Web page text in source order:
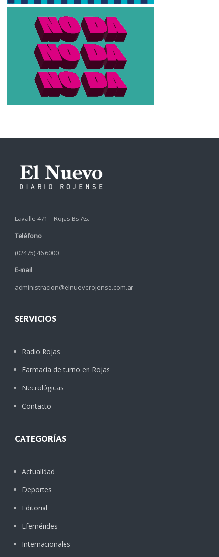
Lavalle 471 – Rojas Bs.As.
Teléfono
(02475) 46 6000
E-mail
administracion@elnuevorojense.com.ar
SERVICIOS
Radio Rojas
Farmacia de turno en Rojas
Necrológicas
Contacto
CATEGORÍAS
Actualidad
Deportes
Editorial
Efemérides
Internacionales